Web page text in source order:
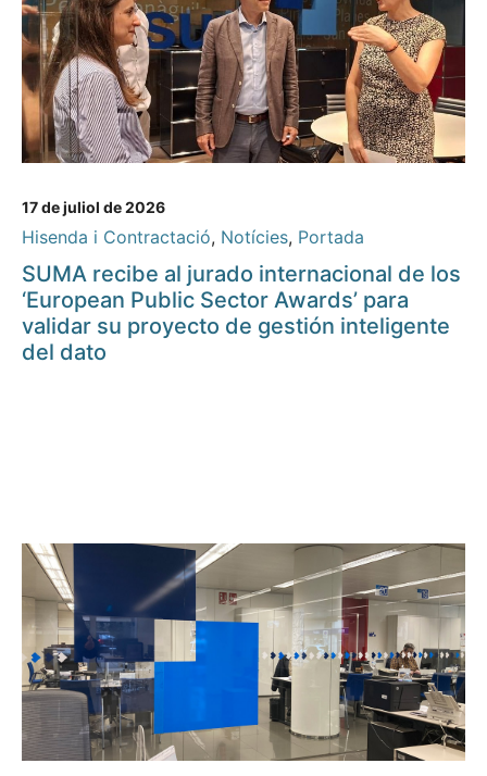
17 de juliol de 2026
Hisenda i Contractació, Notícies, Portada
SUMA recibe al jurado internacional de los
‘European Public Sector Awards’ para
validar su proyecto de gestión inteligente
del dato